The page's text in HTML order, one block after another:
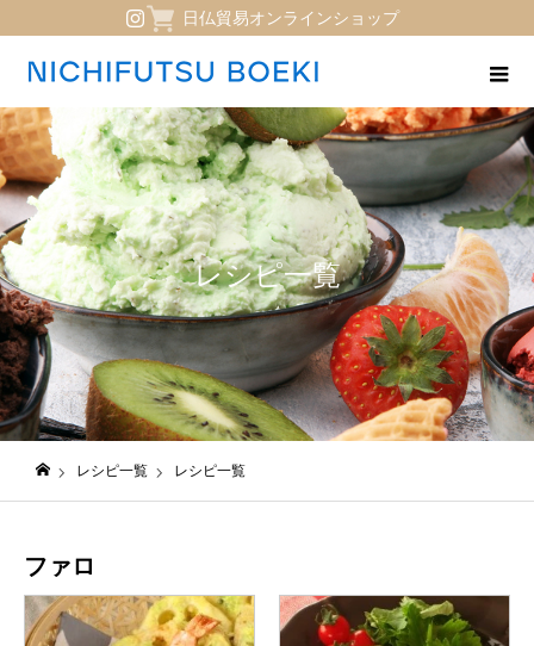
日仏貿易オンラインショップ
レシピ一覧
レシピ一覧 レシピ一覧
ファロ